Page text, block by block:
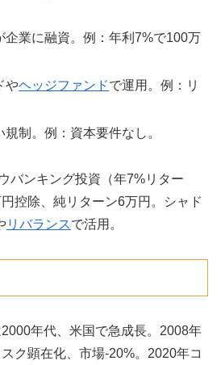
企業に融資。例：年利7%で100万
やヘッジファンドで運用。例：リ
規制。例：資本要件なし。
バンキング投資（年7%リター
控除、純リターン6万円。シャド
リバランスで活用。
年代、米国で急成長。2008年
ク顕在化、市場-20%。2020年コ